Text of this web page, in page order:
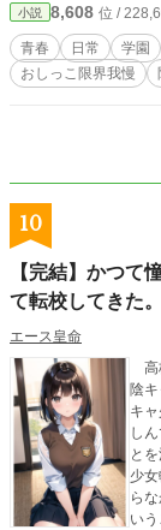
小説 8,608 位 /
青春 日常 学園
おしっこ限界我慢
10
【完結】かつて
て転校してきた。
エース皇命
高
陰
キ
し
とを決意
少
ら
いうことに